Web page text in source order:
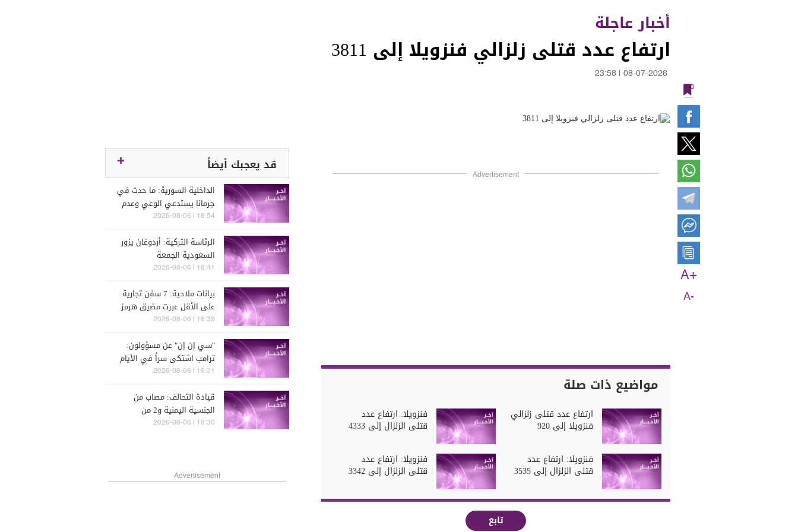
أخبار عاجلة
ارتفاع عدد قتلى زلزالي فنزويلا إلى 3811
08-07-2026
23:58
A+
A-
Advertisement
مواضيع ذات صلة
ارتفاع عدد قتلى زلزالي
فنزويلا إلى 920
فنزويلا: ارتفاع عدد
قتلى الزلزال إلى 4333
فنزويلا: ارتفاع عدد
قتلى الزلزال إلى 3535
فنزويلا: ارتفاع عدد
قتلى الزلزال إلى 3342
تابع
قد يعجبك أيضاً
الداخلية السورية: ما حدث في
جرمانا يستدعي الوعي وعدم
الانجرار وراء محاولات بث الفتنة
18:54 | 2026-08-06
الرئاسة التركية: أردوغان يزور
السعودية الجمعة
18:41 | 2026-08-06
بيانات ملاحية: 7 سفن تجارية
على الأقل عبرت مضيق هرمز
خلال الـ 24 ساعة الماضية
18:39 | 2026-08-06
"سي إن إن" عن مسؤولون:
ترامب اشتكى سراً في الأيام
الأخيرة من أن الكشف عن
الأميركية يجعل واشنطن تبدو
ضعيفة
18:31 | 2026-08-06
قيادة التحالف: مصاب من
الجنسية اليمنية و2 من
18:30 | 2026-08-06
Advertisement